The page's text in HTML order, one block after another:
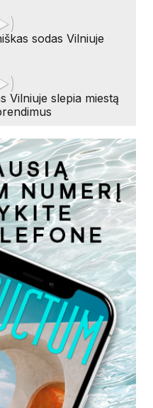
sodas Vilniuje
Vilniuje slepia miestą